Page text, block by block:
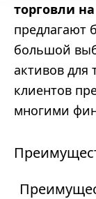
торговли
предлагают
большой
активов для
клиентов
многими